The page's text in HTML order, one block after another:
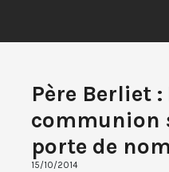
Père Berliet :
communion
porte de
15/10/2014